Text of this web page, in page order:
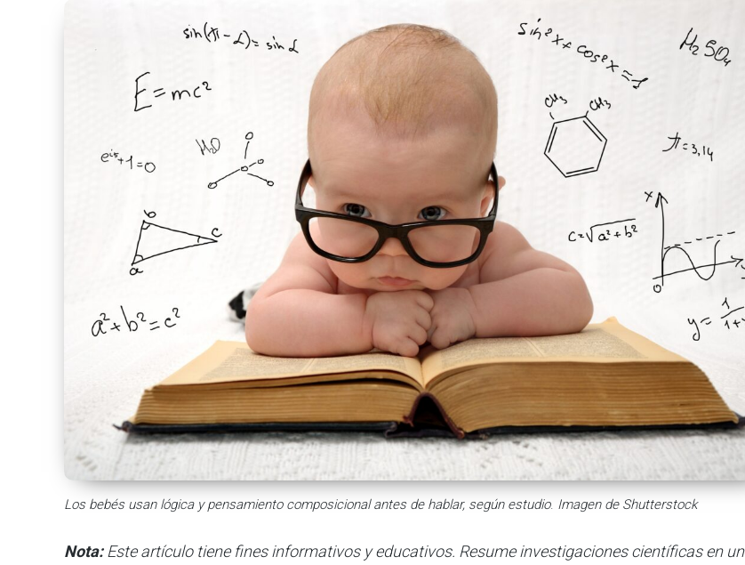
Los bebés usan lógica y pensamiento composicional antes de hablar, según estudio. Imagen de Shutterstock
Nota:Este artículo tiene fines informativos y educativos. Resume investigaciones científicas en un